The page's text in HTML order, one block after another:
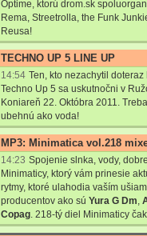
Optime, ktorú drom.sk
Rema, Streetrolla, the Funk
Reusa!
TECHNO UP 5 LINE UP
14:54 Ten, kto nezachytil
Techno Up 5 sa uskutnočni v
Koniareň 22. Októbra 2011.
ubehnú ako voda!
MP3: Minimatica vol.218
14:23 Spojenie slnka, vody,
Minimaticy, ktorý vám prinesie
rytmy, ktoré ulahodia vaším
producentov ako sú Yura G Dm,
Copag. 218-tý diel Minimaticy